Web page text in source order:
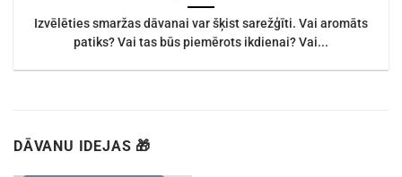
Izvēlēties smaržas dāvanai var šķist sarežģīti. Vai aromāts
patiks? Vai tas būs piemērots ikdienai? Vai...
DĀVANU IDEJAS 🎁